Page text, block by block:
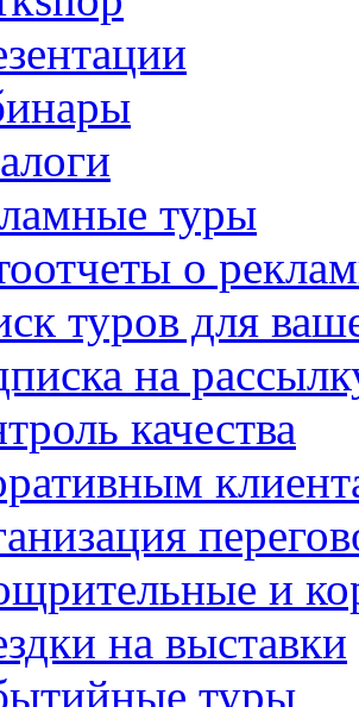
туры
о
туров для
на
качества
и
на выставки
туры